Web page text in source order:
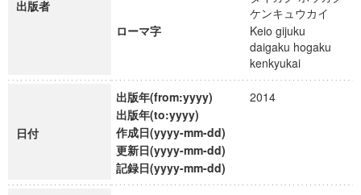
出版者
ケンキュウカイ
ローマ字
Keio gijuku
daigaku hogaku
kenkyukai
日付
出版年(from:yyyy)
2014
出版年(to:yyyy)
作成日(yyyy-mm-dd)
更新日(yyyy-mm-dd)
記録日(yyyy-mm-dd)